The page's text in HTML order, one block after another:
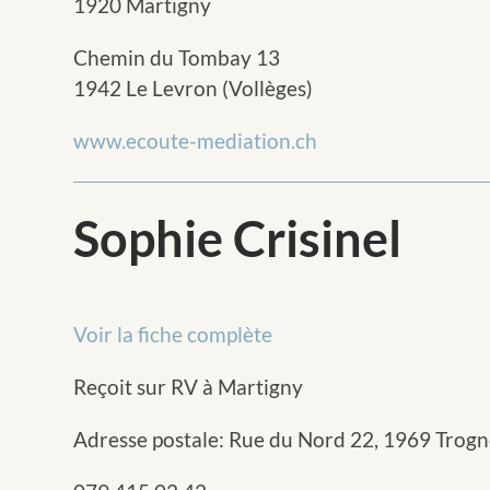
Chemin du Tombay 13
1942 Le Levron (Vollèges)
www.ecoute-mediation.ch
Sophie Crisinel
Voir la fiche complète
Reçoit sur RV à Martigny
Adresse postale: Rue du Nord 22, 1969